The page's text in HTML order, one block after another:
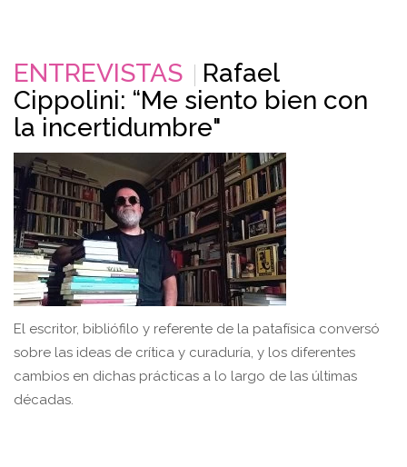
ENTREVISTAS
Rafael
Cippolini: “Me siento bien con
la incertidumbre"
El escritor, bibliófilo y referente de la patafísica conversó
sobre las ideas de crítica y curaduría, y los diferentes
cambios en dichas prácticas a lo largo de las últimas
décadas.